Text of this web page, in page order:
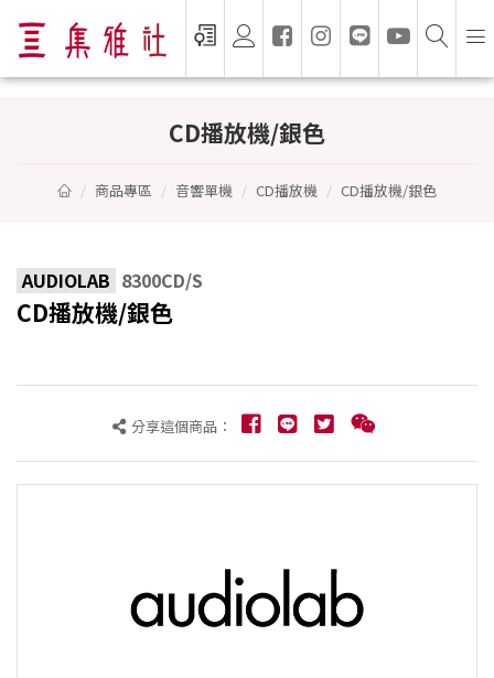
CD播放機/銀色
商品專區 音響單機 CD播放機 CD播放機/銀色
AUDIOLAB 8300CD/S
CD播放機/銀色
分享這個商品：